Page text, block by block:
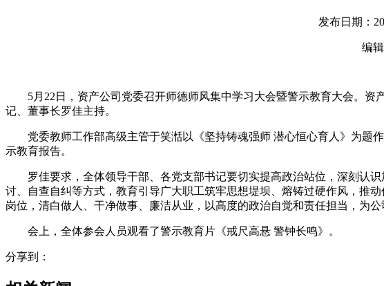
发布日期：
编
5月22日，资产公司党委召开师德师风集中学习大会暨警示教育大会。
记、董事长罗佳主持。
党委教师工作部高级主管于笑湉以《坚持铸魂强师 潜心恒心育人》为题作
示教育报告。
罗佳要求，全体领导干部、各党支部书记要切实提高政治站位，深刻认
讨、自查自纠等方式，教育引导广大职工筑牢思想堤坝、熔铸过硬作风，推
岗位，清白做人、干净做事、廉洁从业，以高度的政治自觉和责任担当，为
会上，全体参会人员观看了警示教育片《戒尺高悬 警钟长鸣》。
分享到：